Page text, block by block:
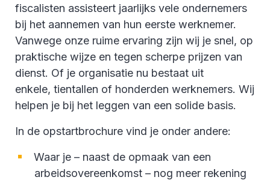
fiscalisten assisteert jaarlijks vele ondernemers
bij het aannemen van hun eerste werknemer.
Vanwege onze ruime ervaring zijn wij je snel, op
praktische wijze en tegen scherpe prijzen van
dienst. Of je organisatie nu bestaat uit
enkele, tientallen of honderden werknemers. Wij
helpen je bij het leggen van een solide basis.
In de opstartbrochure vind je onder andere:
Waar je – naast de opmaak van een
arbeidsovereenkomst – nog meer rekening